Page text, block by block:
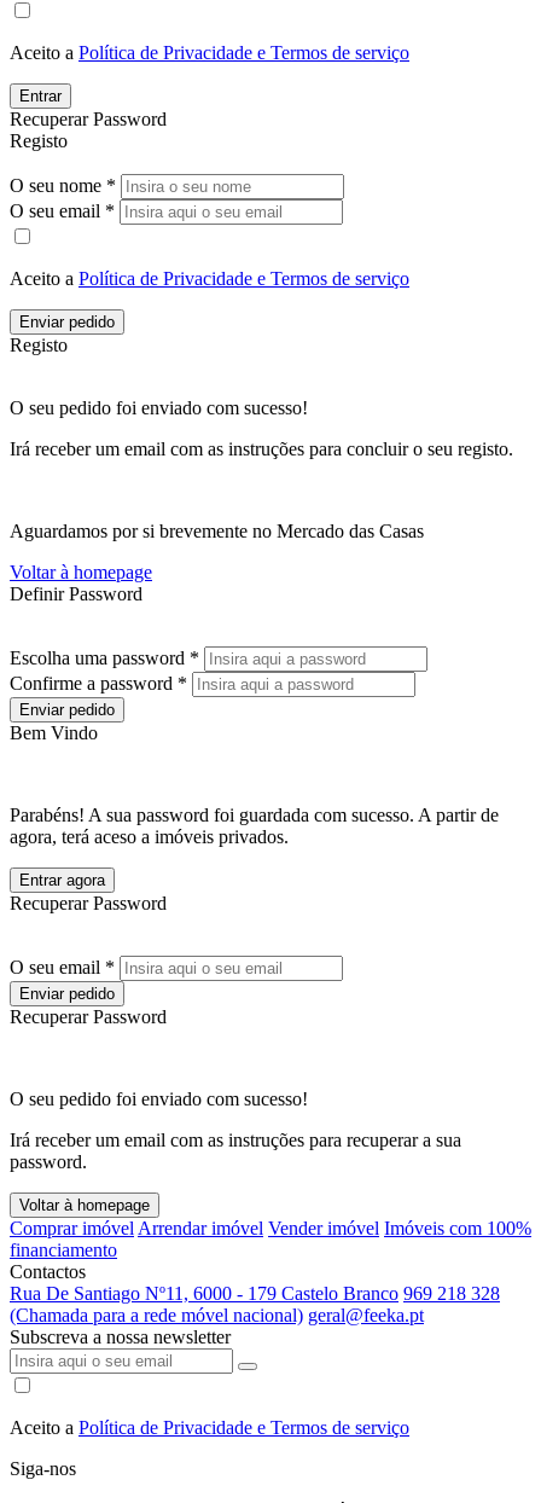
Aceito a Política de Privacidade e Termos de serviço
Entrar
Recuperar Password
Registo
O seu nome *
O seu email *
Aceito a Política de Privacidade e Termos de serviço
Enviar pedido
Registo
O seu pedido foi enviado com sucesso!
Irá receber um email com as instruções para concluir o seu registo.
Aguardamos por si brevemente no Mercado das Casas
Voltar à homepage
Definir Password
Escolha uma password *
Confirme a password *
Enviar pedido
Bem Vindo
Parabéns! A sua password foi guardada com sucesso. A partir de
agora, terá aceso a imóveis privados.
Entrar agora
Recuperar Password
O seu email *
Enviar pedido
Recuperar Password
O seu pedido foi enviado com sucesso!
Irá receber um email com as instruções para recuperar a sua
password.
Voltar à homepage
Comprar imóvel Arrendar imóvel Vender imóvel Imóveis com 100%
financiamento
Contactos
Rua De Santiago Nº11, 6000 - 179 Castelo Branco 969 218 328
(Chamada para a rede móvel nacional) geral@feeka.pt
Subscreva a nossa newsletter
Aceito a Política de Privacidade e Termos de serviço
Siga-nos